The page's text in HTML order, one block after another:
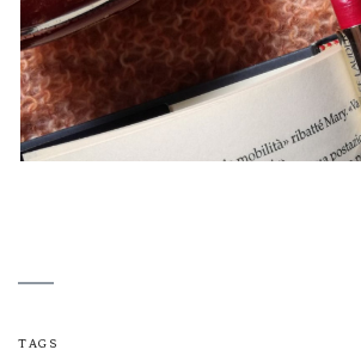
TAGS